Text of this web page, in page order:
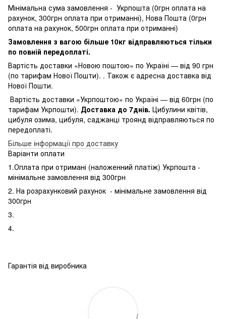
Мінімальна сума замовлення - Укрпошта (0грн оплата на
рахунок, 300грн оплата при отриманні), Нова Пошта (0грн
оплата на рахунок, 500грн оплата при отриманні)
Замовлення з вагою більше 10кг відправляються тільки
по повній передоплаті.
Вартість доставки «Новою поштою» по Україні — від 90 грн
(по тарифам Нової Пошти). . Також є адресна доставка від
Нової Пошти.
Вартість доставки «Укрпоштою» по Україні — від 60грн (по
тарифам Укрпошти). Доставка до 7днів. Цибулини квітів,
цибуля озима, цибуля, саджанці троянд відправляються по
передоплаті.
Більше інформації про доставку
Варіанти оплати
1.Оплата при отримані (наложенний платіж) Укрпошта -
мінімальне замовлення від 300грн
2. На розрахунковий рахунок - мінімальне замовлення від
300грн
3.
4.
Гарантія від виробника